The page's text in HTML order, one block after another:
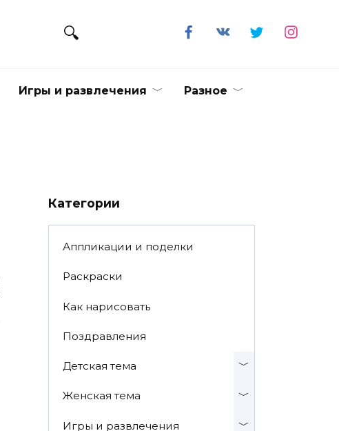
Игры и развлечения Разное
Категории
Аппликации и поделки
Раскраски
Как нарисовать
Поздравления
Детская тема
Женская тема
Игры и развлечения